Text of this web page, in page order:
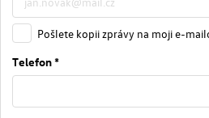
Pošlete kopii zprávy na moji e-
Telefon *